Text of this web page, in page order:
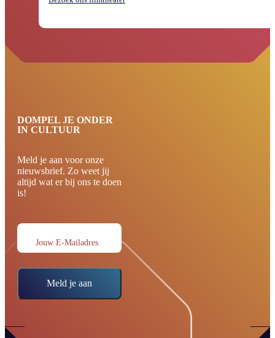
DOMPEL JE ONDER
IN CULTUUR
Meld je aan voor onze
nieuwsbrief. Zo weet jij
altijd wat er bij ons te doen
is!
Jouw E-Mailadres
Meld je aan